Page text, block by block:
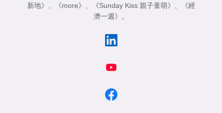
新地》
《more》 《Sunday Kiss 親子童萌》
《經
濟一週》
。